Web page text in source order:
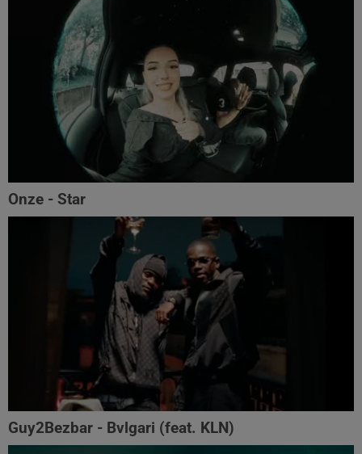
Onze - Star
Guy2Bezbar - Bvlgari (feat. KLN)